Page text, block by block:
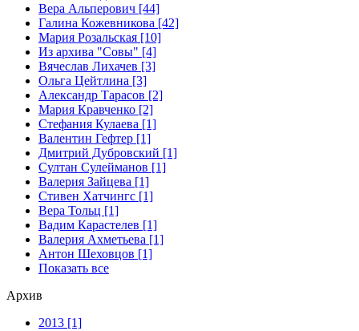
Вера Альперович [44]
Галина Кожевникова [42]
Мария Розальская [10]
Из архива "Совы" [4]
Вячеслав Лихачев [3]
Ольга Цейтлина [3]
Александр Тарасов [2]
Мария Кравченко [2]
Стефания Кулаева [1]
Валентин Гефтер [1]
Дмитрий Дубровский [1]
Султан Сулейманов [1]
Валерия Зайцева [1]
Стивен Хатчингс [1]
Верa Тольц [1]
Вадим Карастелев [1]
Валерия Ахметьева [1]
Антон Шеховцов [1]
Показать все
Архив
2013 [1]